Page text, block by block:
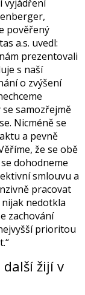
vyjádření
pověřený
a.s. uvedl:
prezentovali
s naší
o zvýšení
samozřejmě
Nicméně se
a pevně
že se obě
dohodneme
smlouvu a
pracovat
nedotkla
zachování
prioritou
žijí v